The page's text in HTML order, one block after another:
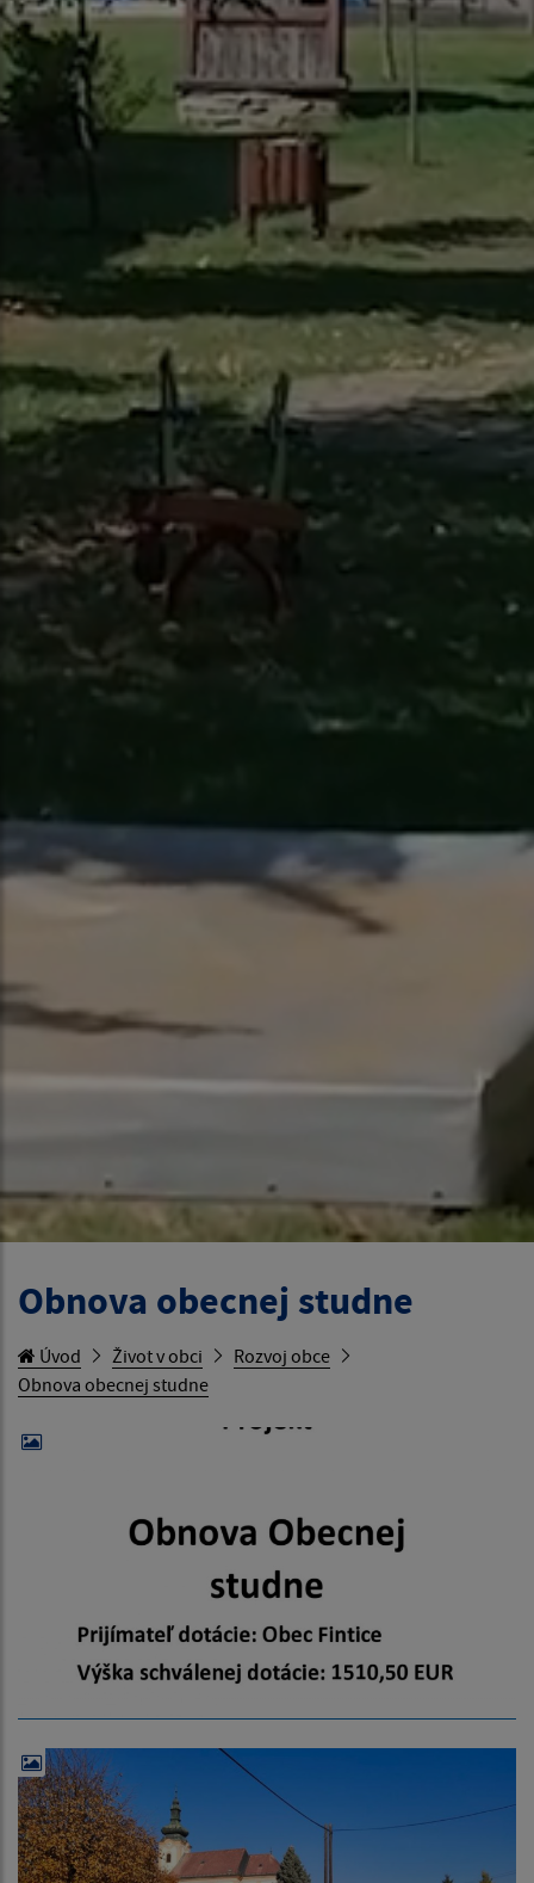
Obnova obecnej studne
Úvod Život v obci
Rozvoj obce
Obnova obecnej studne